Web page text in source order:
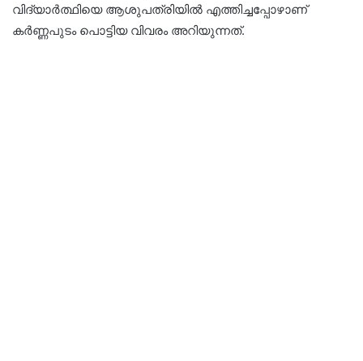
വിദ്യാർത്ഥിയെ ആശുപത്രിയിൽ എത്തിച്ചപ്പോഴാണ്
കർണ്ണപുടം പൊട്ടിയ വിവരം അറിയുന്നത്.